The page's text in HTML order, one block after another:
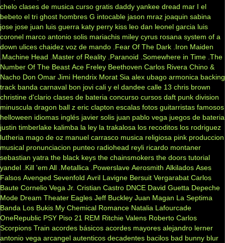
chelo clases de musica curso gratis daddy yankee dread mar I el
bebeto el tri ghost hombres G intocable jason mraz joaquin sabina
jose jose juan luis guerra katy perry kiss leo dan leonel garcia luis
coronel marco antonio solis mariachis miley cyrus rosana system of a
down ulices chaidez voz de mando .Fear Of The Dark .Iron Maiden
.Machine Head
.Master of Reality .Paranoid .Somewhere in Time .The
Number Of The Beast Ace Freley Beethoven Carlos Rivera Chino &
Nacho Don Omar Jimi Hendrix Morat Sia alex ubago armonica backing
track banda carnaval bon jovi cali y el dandee calle 13 chris brown
christine d'clario clases de bateria concurso cursos daft punk division
minuscula dragon ball z eric clapton escalas fotos guitarristas famosos
helloween idiomas inglés javier solis juan pablo vega juegos de bateria
justin timberlake kalimba la ley la trakalosa los recoditos los rodriguez
lutheria mago de oz manuel carrasco musica religiosa pink produccion
musical pronunciacion punteo radiohead reyli ricardo montaner
sebastian yatra the black keys the chainsmokers the doors tutorial
yandel .Kill 'em All .Metallica .Powerslave Aerosmith Alkilados Ases
Falsos Avenged Sevenfold Avril Lavigne Bersuit Vergarabat Carlos
Baute Cornelio Vega Jr. Cristian Castro DNCE David Guetta Depeche
Mode Dream Theater Eagles Jeff Buckley Juan Magan La Septima
Banda Los Bukis My Chemical Romance Natalia Lafourcade
OneRepublic PSY Piso 21 REM Ritchie Valens Roberto Carlos
Scorpions Train acordes básicos acordes mayores alejandro lerner
antonio vega arcangel autenticos decadentes bacilos bad bunny blur